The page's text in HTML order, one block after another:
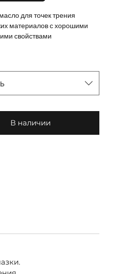
для точек трения
материалов с хорошими
свойствами
В наличии